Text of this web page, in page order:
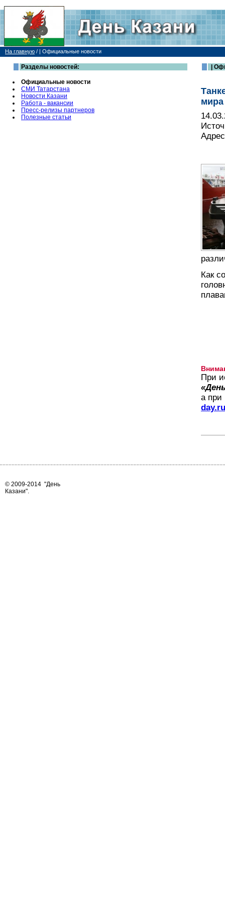
На главную / | Официальные новости
Разделы новостей:
Официальные новости
СМИ Татарстана
Новости Казани
Работа - вакансии
Пресс-релизы партнеров
Полезные статьи
|
мира
Как
При
а при
day.ru
© 2009-2014 "День
Казани".